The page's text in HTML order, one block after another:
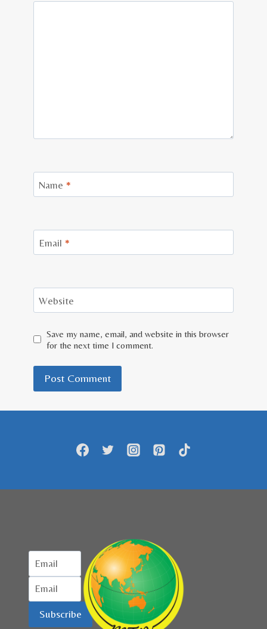
Name *
Email *
Website
Save my name, email, and website in this browser
for the next time I comment.
Subscribe